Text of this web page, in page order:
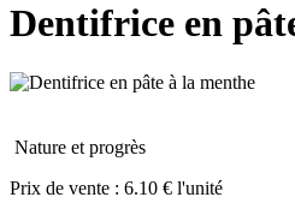
Dentifrice en
Nature et progrès
Prix de vente : 6.10 € l'unité